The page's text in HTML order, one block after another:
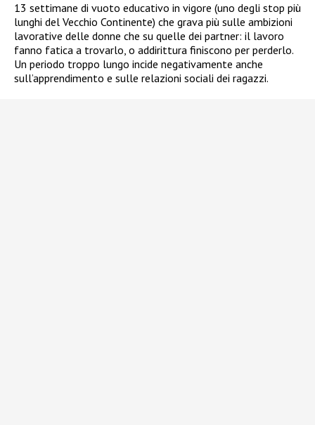
13 settimane di vuoto educativo in vigore (uno degli stop più
lunghi del Vecchio Continente) che grava più sulle ambizioni
lavorative delle donne che su quelle dei partner: il lavoro
fanno fatica a trovarlo, o addirittura finiscono per perderlo.
Un periodo troppo lungo incide negativamente anche
sull’apprendimento e sulle relazioni sociali dei ragazzi.